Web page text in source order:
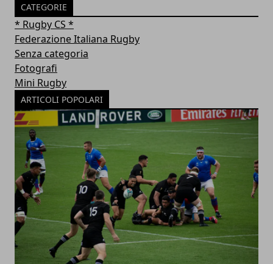
CATEGORIE
* Rugby CS *
Federazione Italiana Rugby
Senza categoria
Fotografi
Mini Rugby
ARTICOLI POPOLARI